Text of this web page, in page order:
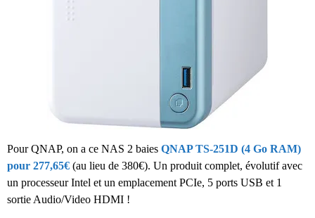
Pour QNAP, on a ce NAS 2 baies QNAP TS-251D (4 Go RAM)
pour 277,65€ (au lieu de 380€). Un produit complet, évolutif avec
un processeur Intel et un emplacement PCIe, 5 ports USB et 1
sortie Audio/Video HDMI !